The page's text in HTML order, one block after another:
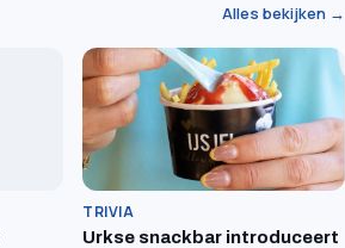
Alles bekijken →
TRIVIA
Urkse snackbar introduceert